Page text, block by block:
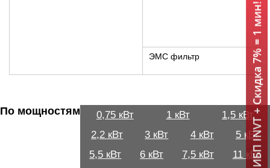
ЭМС фильтр
По мощностям 0,75 кВт 1 кВт
1,5 кВт
2,2 кВт
3 кВт 4 кВт
5 кВт
5,5 кВт
6 кВт 7,5 кВт
11 кВт
ИБП INVT + Скидка 7% = 1 мин!